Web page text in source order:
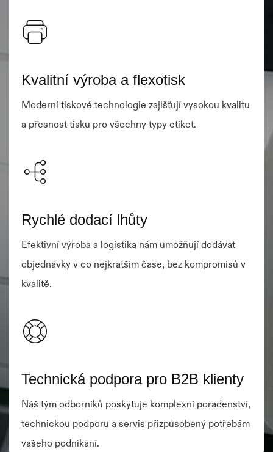
Kvalitní výroba a flexotisk
Moderní tiskové technologie zajišťují vysokou kvalitu
a přesnost tisku pro všechny typy etiket.
Rychlé dodací lhůty
Efektivní výroba a logistika nám umožňují dodávat
objednávky v co nejkratším čase, bez kompromisů v
kvalitě.
Technická podpora pro B2B klienty
Náš tým odborníků poskytuje komplexní poradenství,
technickou podporu a servis přizpůsobený potřebám
vašeho podnikání.